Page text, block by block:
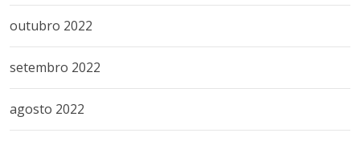
outubro 2022
setembro 2022
agosto 2022